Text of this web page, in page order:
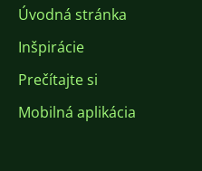
Úvodná stránka
Inšpirácie
Prečítajte si
Mobilná aplikácia